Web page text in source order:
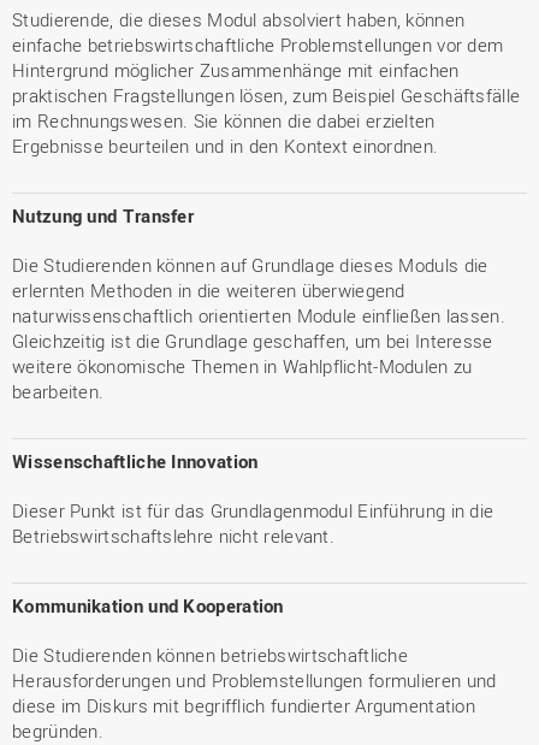
Studierende, die dieses Modul absolviert haben, können
einfache betriebswirtschaftliche Problemstellungen vor dem
Hintergrund möglicher Zusammenhänge mit einfachen
praktischen Fragstellungen lösen, zum Beispiel Geschäftsfälle
im Rechnungswesen. Sie können die dabei erzielten
Ergebnisse beurteilen und in den Kontext einordnen.
Nutzung und Transfer
Die Studierenden können auf Grundlage dieses Moduls die
erlernten Methoden in die weiteren überwiegend
naturwissenschaftlich orientierten Module einfließen lassen.
Gleichzeitig ist die Grundlage geschaffen, um bei Interesse
weitere ökonomische Themen in Wahlpflicht-Modulen zu
bearbeiten.
Wissenschaftliche Innovation
Dieser Punkt ist für das Grundlagenmodul Einführung in die
Betriebswirtschaftslehre nicht relevant.
Kommunikation und Kooperation
Die Studierenden können betriebswirtschaftliche
Herausforderungen und Problemstellungen formulieren und
diese im Diskurs mit begrifflich fundierter Argumentation
begründen.